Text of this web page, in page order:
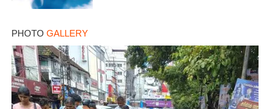
PHOTO GALLERY